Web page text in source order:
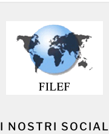
I NOSTRI SOCIAL